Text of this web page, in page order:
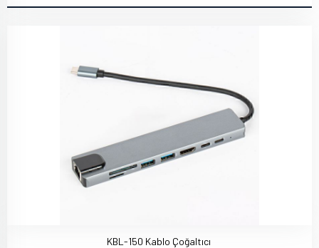
KBL-150 Kablo Çoğaltıcı